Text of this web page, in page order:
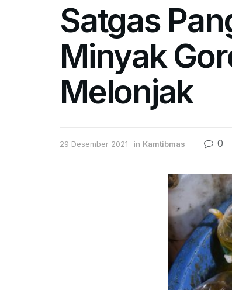
Satgas
Minyak
Melonjak
29 Desember 2021 in Kamtibmas 0